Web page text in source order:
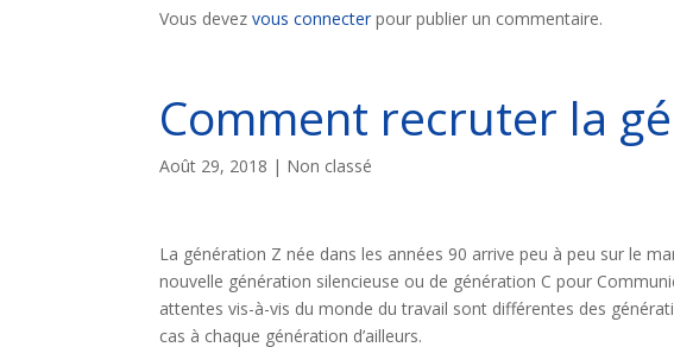
Vous devezvous connecter pour publier un commentaire.
Comment recruter la
Août 29, 2018 | Non classé
La génération Z née dans les années 90 arrive peu à peu sur le
nouvelle génération silencieuse ou de génération C pour
attentes vis-à-vis du monde du travail sont différentes des
cas à chaque génération d’ailleurs.